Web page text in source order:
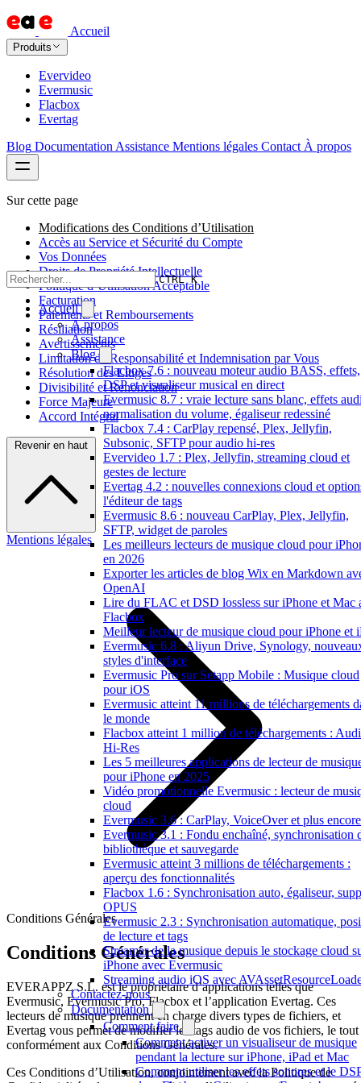
Accueil
Produits
Evervideo
Evermusic
Flacbox
Evertag
Blog Documentation Assistance Mentions légales Contact À propos
CTRL K
Accueil
À propos
Assistance
Blog
Flacbox 7.6 : nouveau moteur audio BASS, effets,
DSP et visualiseur musical en direct
Evermusic 8.7 : vraie lecture sans blanc, effets
normalisation du volume, égaliseur redessiné
Flacbox 7.4 : CarPlay repensé, Plex, Jellyfin,
Subsonic, SFTP pour audio hi-res
Evervideo 1.7 : Plex, Jellyfin, streaming cloud et
gestes de lecture
Evertag 4.2 : nouvelles connexions cloud et
l'éditeur de tags
Evermusic 8.6 : nouveau CarPlay, Plex, Jellyfin,
SFTP, widget de paroles
Les meilleurs lecteurs de musique cloud pour
en 2026
Exporter les articles de blog Wix en Markdown
OpenAI
Lire du FLAC et DSD lossless sur iPhone et Mac
Flacbox
Meilleur lecteur de musique cloud pour iPhone et
Evermusic 6.8 : Aliyun Drive, Synology,
styles d'interface
Evermusic Pro sur Setapp Mobile : Musique cloud
pour iOS
Evermusic atteint 11 millions de téléchargements
le monde
Flacbox atteint 1 million de téléchargements :
Hi-Res
Les 5 meilleures applications de lecteur de
pour iPhone en 2025
Vidéo promotionnelle Evermusic : lecteur de
cloud
Evermusic 3.6 : CarPlay, VoiceOver et plus encore
Evermusic 3.1 : Fondu enchaîné, synchronisation
bibliothèque et sauvegarde
Evermusic atteint 3 millions de téléchargements :
aperçu des fonctionnalités
Flacbox 1.6 : Synchronisation auto, égaliseur,
OPUS
Evermusic 2.3 : Synchronisation automatique,
de lecture et tags
Streamer de la musique depuis le stockage cloud
iPhone avec Evermusic
Streaming audio iOS avec
Contactez-nous
Documentation
Comment faire
Comment activer un visualiseur de musique
pendant la lecture sur iPhone, iPad et Mac
Comment utiliser les effets sonores et le
Sur cette page
Modifications des Conditions d’Utilisation
Accès au Service et Sécurité du Compte
Vos Données
Droits de Propriété Intellectuelle
Politique d’Utilisation Acceptable
Facturation
Paiements et Remboursements
Résiliation
Avertissements
Limitation de Responsabilité et Indemnisation par Vous
Résolution des Litiges
Divisibilité et Renonciation
Force Majeure
Accord Intégral
Revenir en haut
Mentions légales
Conditions Générales
Conditions Générales
EVERAPPZ S.L. est le propriétaire d’applications telles que
Evermusic, Evermusic Pro, Flacbox et l’application Evertag. Ces
lecteurs de musique prennent en charge divers types de fichiers, et
Evertag vous permet de modifier les tags audio de vos fichiers, le tout
conformément aux Conditions Générales.
Ces Conditions d’Utilisation, conjointement avec la Politique de